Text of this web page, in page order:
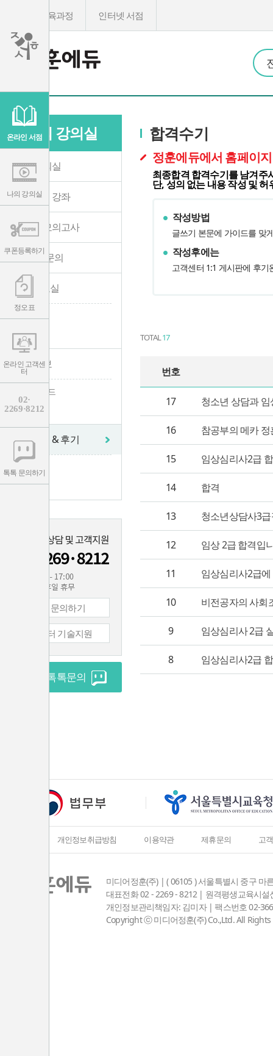
온라인 서점
나의 강의실
쿠폰등록하기
정오표
온라인 고객센
터
02·
2269·8212
톡톡 문의하기
온라인교육과정 인터넷 서점
인
나의 강의실
나의 강의실
수강중인 강좌
온라인 모의고사
1:1 학습문의
학습자료실
- 자료실
- 정오표
수험 정보
- 수험가이드
- 채용공고
합격수기 & 후기
- 합격수기
- 수강후기
1:1 문의하기
컴퓨터 기술지원
실시간 톡톡문의
합격수기
정훈에듀에서 홈페이
최종합격 합격수기를 남겨주
단, 성의 없는 내용 작성 및
작성방법
글쓰기 본문에 가이드를 맞
작성후에는
고객센터 1:1 게시판에 후
TOTAL17
번호
17 청소년 상담과
16 참공부의 메카
15 임상심리사2급
14 합격
13 청소년상담사3
12 임상 2급 합격입
11 임상심리사2급
10 비전공자의 사회
9 임상심리사 2급
8 임상심리사2급
개인정보취급방침 이용약관 제휴문의 고
미디어정훈(주) | ( 06105 ) 서울특별시 중구
대표전화 02 - 2269 - 8212 | 원격평생교육시
개인정보관리책임자: 김미자 | 팩스번호 02-
Copyright ⓒ 미디어정훈(주) Co.,Ltd. All Rights